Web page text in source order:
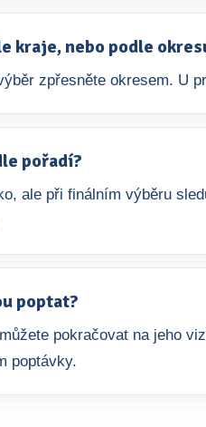
kraje, nebo podle
zpřesněte okresem. U
pořadí?
ale při finálním výběru
poptat?
pokračovat na jeho
poptávky.